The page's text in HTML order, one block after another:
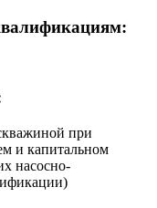
при
и капитальном
насосно-